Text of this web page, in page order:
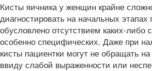
Кисты яичника у женщин крайне
диагностировать на начальных этапах
обусловлено отсутствием каких-либо
особенно специфических. Даже при
кисты пациентки могут не обращать
ввиду слабой выраженности или